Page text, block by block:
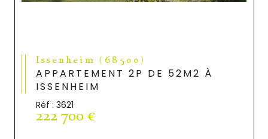
Issenheim (68500)
APPARTEMENT 2P DE 52M2 À
ISSENHEIM
Réf : 3621
222 700 €